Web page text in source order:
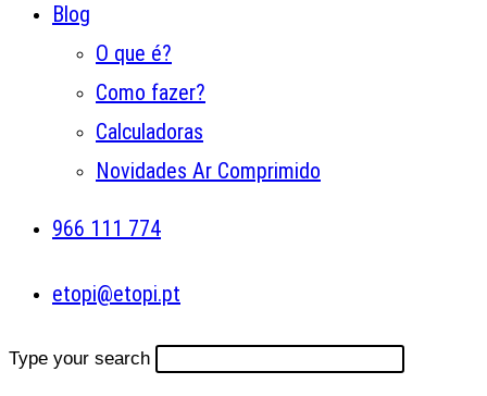
Blog
O que é?
Como fazer?
Calculadoras
Novidades Ar Comprimido
966 111 774
etopi@etopi.pt
Type your search